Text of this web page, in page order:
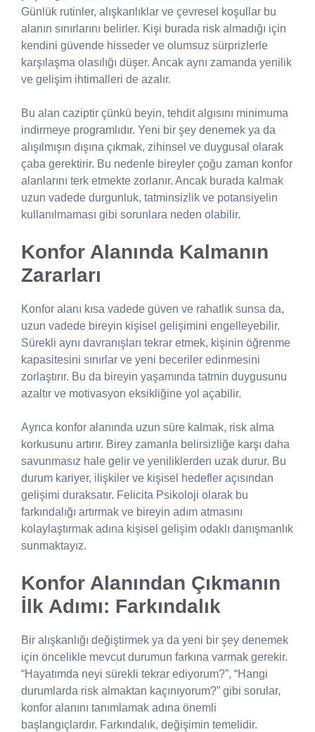
Günlük rutinler, alışkanlıklar ve çevresel koşullar bu
alanın sınırlarını belirler. Kişi burada risk almadığı için
kendini güvende hisseder ve olumsuz sürprizlerle
karşılaşma olasılığı düşer. Ancak aynı zamanda yenilik
ve gelişim ihtimalleri de azalır.
Bu alan caziptir çünkü beyin, tehdit algısını minimuma
indirmeye programlıdır. Yeni bir şey denemek ya da
alışılmışın dışına çıkmak, zihinsel ve duygusal olarak
çaba gerektirir. Bu nedenle bireyler çoğu zaman konfor
alanlarını terk etmekte zorlanır. Ancak burada kalmak
uzun vadede durgunluk, tatminsizlik ve potansiyelin
kullanılmaması gibi sorunlara neden olabilir.
Konfor Alanında Kalmanın
Zararları
Konfor alanı kısa vadede güven ve rahatlık sunsa da,
uzun vadede bireyin kişisel gelişimini engelleyebilir.
Sürekli aynı davranışları tekrar etmek, kişinin öğrenme
kapasitesini sınırlar ve yeni beceriler edinmesini
zorlaştırır. Bu da bireyin yaşamında tatmin duygusunu
azaltır ve motivasyon eksikliğine yol açabilir.
Ayrıca konfor alanında uzun süre kalmak, risk alma
korkusunu artırır. Birey zamanla belirsizliğe karşı daha
savunmasız hale gelir ve yeniliklerden uzak durur. Bu
durum kariyer, ilişkiler ve kişisel hedefler açısından
gelişimi duraksatır. Felicita Psikoloji olarak bu
farkındalığı artırmak ve bireyin adım atmasını
kolaylaştırmak adına kişisel gelişim odaklı danışmanlık
sunmaktayız.
Konfor Alanından Çıkmanın
İlk Adımı: Farkındalık
Bir alışkanlığı değiştirmek ya da yeni bir şey denemek
için öncelikle mevcut durumun farkına varmak gerekir.
“Hayatımda neyi sürekli tekrar ediyorum?”, “Hangi
durumlarda risk almaktan kaçınıyorum?” gibi sorular,
konfor alanını tanımlamak adına önemli
başlangıçlardır. Farkındalık, değişimin temelidir.